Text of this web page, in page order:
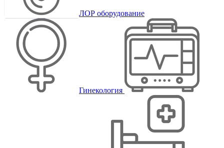
ЛОР оборудование
Гинекология